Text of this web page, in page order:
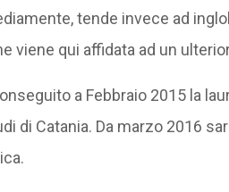
tende invece ad
viene qui affidata ad un
a Febbraio 2015 la
di Catania. Da marzo 2016